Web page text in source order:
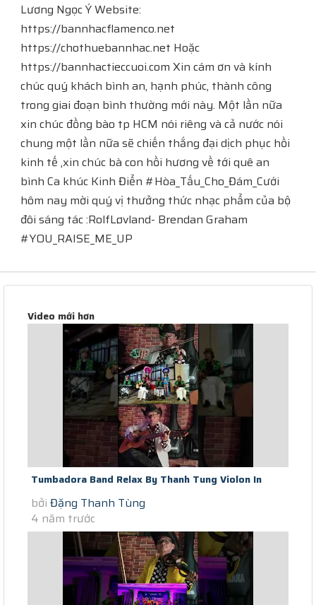
Lương Ngọc Ý​​​​ Website:
https://bannhacflamenco.net​​​​
https://chothuebannhac.net Hoặc
https://bannhactieccuoi.com Xin cám ơn và kính
chúc quý khách bình an, hạnh phúc, thành công
trong giai đoạn bình thường mới này. Một lần nữa
xin chúc đồng bào tp HCM nói riêng và cả nước nói
chung một lần nữa sẽ chiến thắng đại dịch phục hồi
kinh tế ,xin chúc bà con hồi hương về tới quê an
bình Ca khúc Kinh Điển #Hòa_Tấu_Cho_Đám_Cưới
hôm nay mời quý vị thưởng thức nhạc phẩm của bộ
đôi sáng tác :RolfLøvland- Brendan Graham
#YOU_RAISE_ME_UP
Video mới hơn
Tumbadora Band Relax By Thanh Tung Violon In
Saigon Covid-19 Time Proud Of...
bởi Đặng Thanh Tùng
4 năm trước